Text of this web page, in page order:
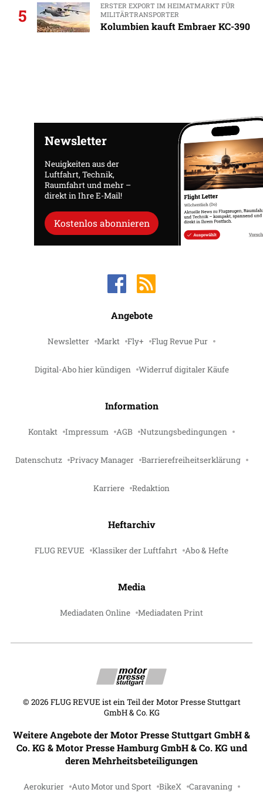
5
ERSTER EXPORT IM HEIMATMARKT FÜR
MILITÄRTRANSPORTER
Kolumbien kauft Embraer KC-390
Newsletter
Neuigkeiten aus der
Luftfahrt, Technik,
Raumfahrt und mehr –
direkt in Ihre E-Mail!
Kostenlos abonnieren
Angebote
Newsletter Markt Fly+ Flug Revue Pur
Digital-Abo hier kündigen Widerruf digitaler Käufe
Information
Kontakt Impressum AGB Nutzungsbedingungen
Datenschutz Privacy Manager Barrierefreiheitserklärung
Karriere Redaktion
Heftarchiv
FLUG REVUE Klassiker der Luftfahrt Abo & Hefte
Media
Mediadaten Online Mediadaten Print
© 2026 FLUG REVUE ist ein Teil der Motor Presse Stuttgart
GmbH & Co. KG
Weitere Angebote der Motor Presse Stuttgart GmbH &
Co. KG & Motor Presse Hamburg GmbH & Co. KG und
deren Mehrheitsbeteiligungen
Aerokurier Auto Motor und Sport BikeX Caravaning